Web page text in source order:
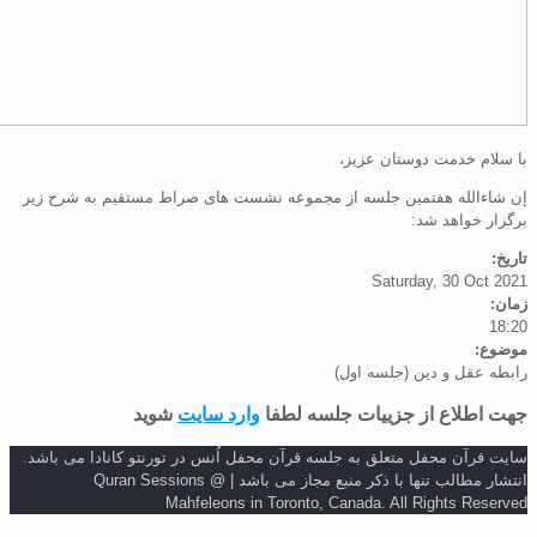
خدمت دوستان عزیز،
هفتمین جلسه از مجموعه نشست های صراط مستقیم به شرح زیر
خواهد شد:
Saturday, 30
عقل و دین (جلسه اول)
از جزییات جلسه لطفاوارد سایتشوید
محفل متعلق به جلسه قرآن محفل اُنس در تورنتو کانادا می باشد.
انتشار مطالب تنها با ذکر منبع مجاز می باشد | Quran Sessions @
Mahfeleons in Toronto, Canada. All Rights